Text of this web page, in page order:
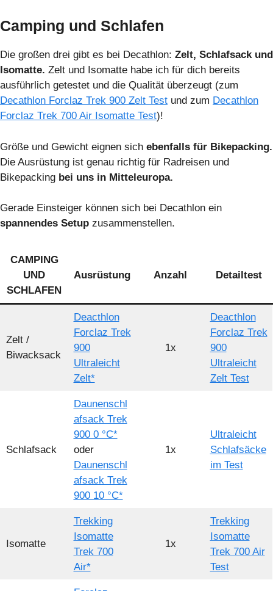
Camping und Schlafen
Die großen drei gibt es bei Decathlon: Zelt, Schlafsack und
Isomatte. Zelt und Isomatte habe ich für dich bereits
ausführlich getestet und die Qualität überzeugt (zum
Decathlon Forclaz Trek 900 Zelt Test und zum Decathlon
Forclaz Trek 700 Air Isomatte Test)!
Größe und Gewicht eignen sich ebenfalls für Bikepacking.
Die Ausrüstung ist genau richtig für Radreisen und
Bikepacking bei uns in Mitteleuropa.
Gerade Einsteiger können sich bei Decathlon ein
spannendes Setup zusammenstellen.
CAMPING
UND
SCHLAFEN
Ausrüstung Anzahl Detailtest
Zelt /
Biwacksack
Deacthlon
Forclaz Trek
900
Ultraleicht
Zelt*
1x
Deacthlon
Forclaz Trek
900
Ultraleicht
Zelt Test
Schlafsack
Daunenschl
afsack Trek
900 0 °C*
oder
Daunenschl
afsack Trek
900 10 °C*
1x
Ultraleicht
Schlafsäcke
im Test
Isomatte
Trekking
Isomatte
Trek 700
Air*
1x
Trekking
Isomatte
Trek 700 Air
Test